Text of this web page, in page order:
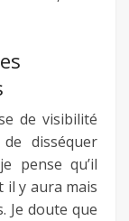
de visibilité
disséquer
pense qu’il
y aura mais
Je doute que